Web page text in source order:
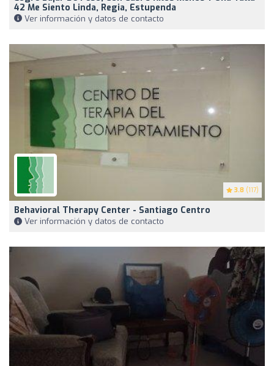
42 Me Siento Linda, Regia, Estupenda
Ver información y datos de contacto
3.8 (117)
Behavioral Therapy Center - Santiago Centro
Ver información y datos de contacto